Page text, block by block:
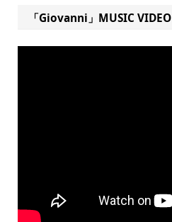
「Giovanni」MUSIC VIDEO